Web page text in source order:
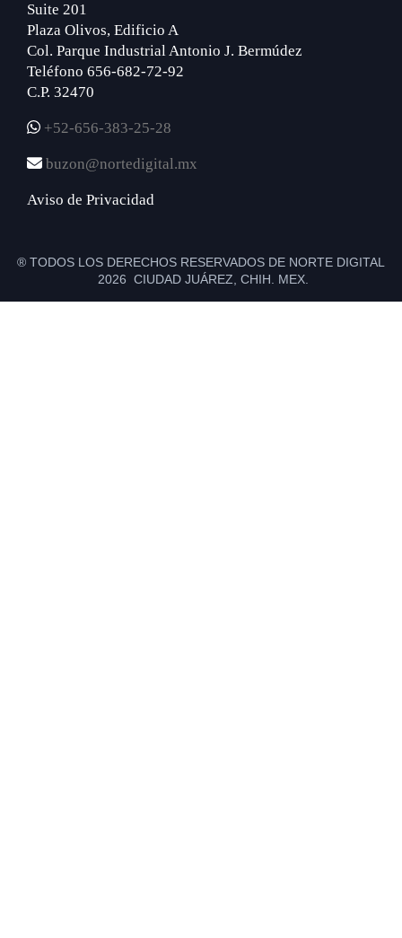
Suite 201
Plaza Olivos, Edificio A
Col. Parque Industrial Antonio J. Bermúdez
Teléfono 656-682-72-92
C.P. 32470
+52-656-383-25-28
buzon@nortedigital.mx
Aviso de Privacidad
® TODOS LOS DERECHOS RESERVADOS DE NORTE DIGITAL
2026 CIUDAD JUÁREZ, CHIH. MEX.